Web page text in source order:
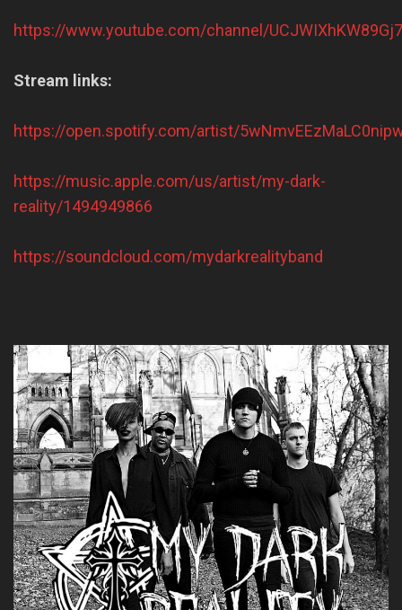
https://www.youtube.com/channel/
Stream links:
https://open.spotify.com/artist/
https://music.apple.com/us/artist/my-dark-
reality/1494949866
https://soundcloud.com/mydarkrealityband